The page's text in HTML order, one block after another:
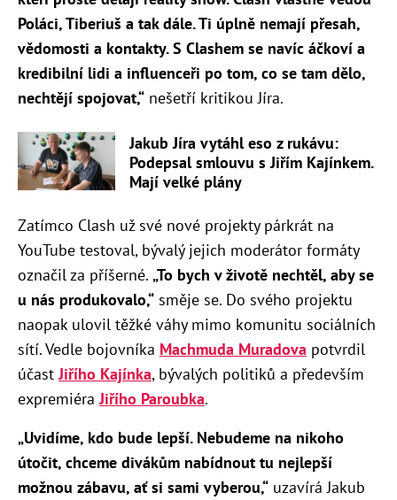
Poláci, Tiberiuš a tak dále. Ti úplně nemají přesah,
vědomosti a kontakty. S Clashem se navíc áčkoví a
kredibilní lidi a influenceři po tom, co se tam dělo,
nechtějí spojovat,“ nešetří kritikou Jíra.
Jakub Jíra vytáhl eso z rukávu:
Podepsal smlouvu s Jiřím Kajínkem.
Mají velké plány
Zatímco Clash už své nové projekty párkrát na
YouTube testoval, bývalý jejich moderátor formáty
označil za příšerné. „To bych v životě nechtěl, aby se
u nás produkovalo,“ směje se. Do svého projektu
naopak ulovil těžké váhy mimo komunitu sociálních
sítí. Vedle bojovníka Machmuda Muradova potvrdil
účastJiřího Kajínka, bývalých politiků a především
expremiéraJiřího Paroubka.
„Uvidíme, kdo bude lepší. Nebudeme na nikoho
útočit, chceme divákům nabídnout tu nejlepší
možnou zábavu, ať si sami vyberou,“ uzavírá Jakub